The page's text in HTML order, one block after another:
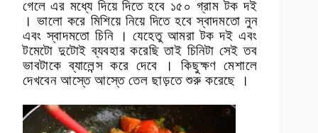
গেলে এর মধ্যে দিয়ে দিতে হবে ১৫০ গ্রাম টক দই
। ভালো করে মিশিয়ে নিয়ে দিতে হবে স্বাদমতো নুন
এবং স্বাদমতো চিনি । যেহেতু আমরা টক দই এবং
টমেটো দুটোই ব্যবহার করেছি তাই চিনিটা সেই তব
ভাবটাকে ব্যালেন্স করে দেবে । কিছুক্ষণ মেশালে
দেখবেন আস্তে আস্তে তেল ছাড়তে শুরু করেছে ।